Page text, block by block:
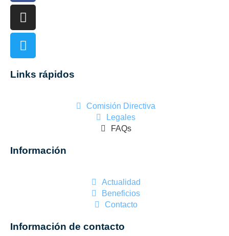
Links rápidos
Comisión Directiva
Legales
FAQs
Información
Actualidad
Beneficios
Contacto
Información de contacto